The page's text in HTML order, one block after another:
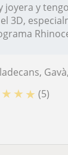
joyera y
3D,
Gavà, Sant Boi de
★ ★ ★ (5)